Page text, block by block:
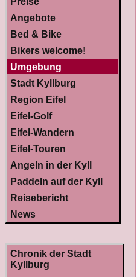
Angebote
Bed & Bike
Bikers welcome!
Umgebung
Stadt Kyllburg
Region Eifel
Eifel-Golf
Eifel-Wandern
Eifel-Touren
Angeln in der Kyll
Paddeln auf der Kyll
Reisebericht
News
Chronik der Stadt
Kyllburg